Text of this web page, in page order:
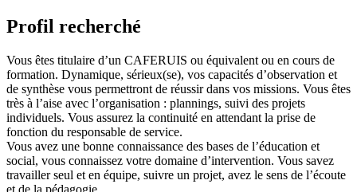
Profil recherché
Vous êtes titulaire d’un CAFERUIS ou équivalent ou en cours de
formation. Dynamique, sérieux(se), vos capacités d’observation et
de synthèse vous permettront de réussir dans vos missions. Vous êtes
très à l’aise avec l’organisation : plannings, suivi des projets
individuels. Vous assurez la continuité en attendant la prise de
fonction du responsable de service.
Vous avez une bonne connaissance des bases de l’éducation et
social, vous connaissez votre domaine d’intervention. Vous savez
travailler seul et en équipe, suivre un projet, avez le sens de l’écoute
et de la pédagogie.